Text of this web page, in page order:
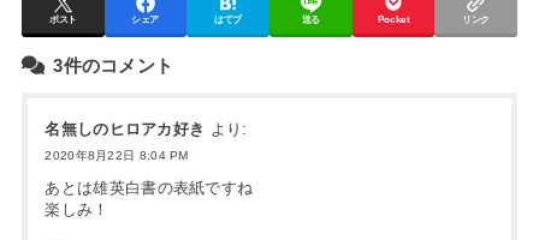
ポスト シェア はてブ 送る Pocket リンク
3件のコメント
名無しのヒロアカ好き より:
2020年8月22日 8:04 PM
あとは雄英白書の表紙ですね
楽しみ！